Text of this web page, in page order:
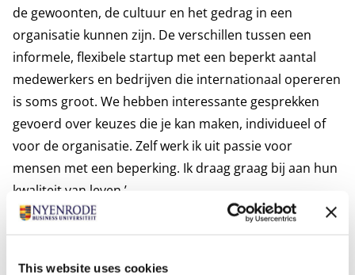
This website uses cookies
de gewoonten, de cultuur en het gedrag in een
organisatie kunnen zijn. De verschillen tussen een
informele, flexibele startup met een beperkt aantal
medewerkers en bedrijven die internationaal opereren
is soms groot. We hebben interessante gesprekken
gevoerd over keuzes die je kan maken, individueel of
voor de organisatie. Zelf werk ik uit passie voor
mensen met een beperking. Ik draag graag bij aan hun
kwaliteit van leven.’
Foundations of Management (FMA)geeft een
stevige basis voor wie wil doorgroeien naar een